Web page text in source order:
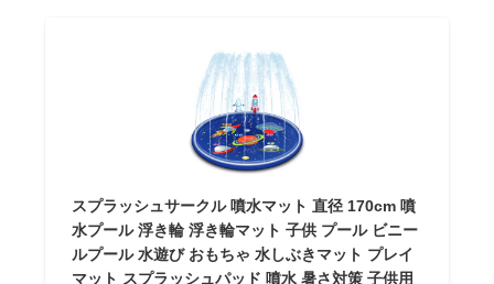
スプラッシュサークル 噴水マット 直径 170cm 噴
水プール 浮き輪 浮き輪マット 子供 プール ビニー
ルプール 水遊び おもちゃ 水しぶきマット プレイ
マット スプラッシュパッド 噴水 暑さ対策 子供用